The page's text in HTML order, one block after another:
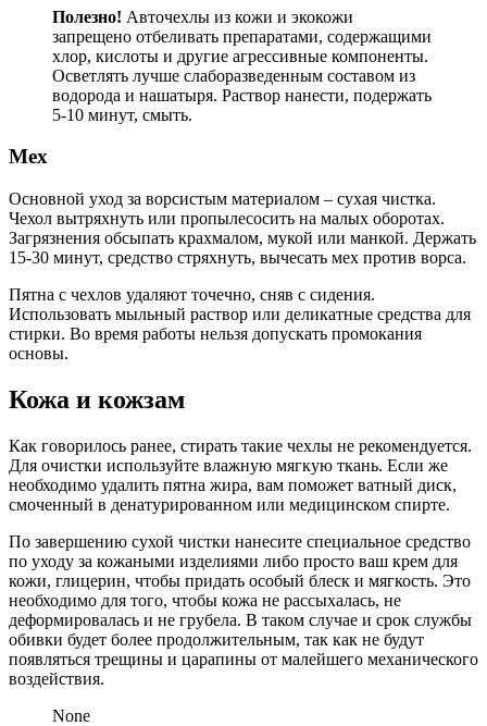
Полезно! Авточехлы из кожи и экокожи
запрещено отбеливать препаратами, содержащими
хлор, кислоты и другие агрессивные компоненты.
Осветлять лучше слаборазведенным составом из
водорода и нашатыря. Раствор нанести, подержать
5-10 минут, смыть.
Мех
Основной уход за ворсистым материалом – сухая чистка.
Чехол вытряхнуть или пропылесосить на малых оборотах.
Загрязнения обсыпать крахмалом, мукой или манкой. Держать
15-30 минут, средство стряхнуть, вычесать мех против ворса.
Пятна с чехлов удаляют точечно, сняв с сидения.
Использовать мыльный раствор или деликатные средства для
стирки. Во время работы нельзя допускать промокания
основы.
Кожа и кожзам
Как говорилось ранее, стирать такие чехлы не рекомендуется.
Для очистки используйте влажную мягкую ткань. Если же
необходимо удалить пятна жира, вам поможет ватный диск,
смоченный в денатурированном или медицинском спирте.
По завершению сухой чистки нанесите специальное средство
по уходу за кожаными изделиями либо просто ваш крем для
кожи, глицерин, чтобы придать особый блеск и мягкость. Это
необходимо для того, чтобы кожа не рассыхалась, не
деформировалась и не грубела. В таком случае и срок службы
обивки будет более продолжительным, так как не будут
появляться трещины и царапины от малейшего механического
воздействия.
None